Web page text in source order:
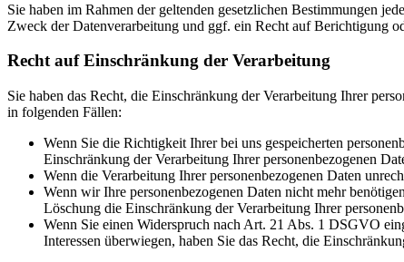
Sie haben im Rahmen der geltenden gesetzlichen Bestimmungen
Zweck der Datenverarbeitung und ggf. ein Recht auf Berichtigung
Recht auf Einschränkung der Verarbeitung
Sie haben das Recht, die Einschränkung der Verarbeitung Ihrer
in folgenden Fällen:
Wenn Sie die Richtigkeit Ihrer bei uns gespeicherten
Einschränkung der Verarbeitung Ihrer personenbezogenen
Wenn die Verarbeitung Ihrer personenbezogenen Daten
Wenn wir Ihre personenbezogenen Daten nicht mehr
Löschung die Einschränkung der Verarbeitung Ihrer
Wenn Sie einen Widerspruch nach Art. 21 Abs. 1 DSGVO
Interessen überwiegen, haben Sie das Recht, die